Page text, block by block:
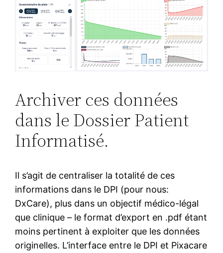
Archiver ces données
dans le Dossier Patient
Informatisé.
Il s’agit de centraliser la totalité de ces
informations dans le DPI (pour nous:
DxCare), plus dans un objectif médico-légal
que clinique – le format d’export en .pdf étant
moins pertinent à exploiter que les données
originelles. L’interface entre le DPI et Pixacare